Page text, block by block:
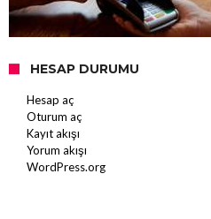
HESAP DURUMU
Hesap aç
Oturum aç
Kayıt akışı
Yorum akışı
WordPress.org